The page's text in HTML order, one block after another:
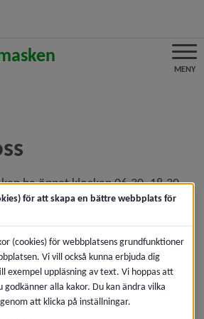
MENY
brödsmulenavigeringen
ha öppet klockan 06.30–18.30
har vi öppet klockan 06.30–17.30.
andra behov, kontakta rektor.
för att skapa en bättre webbplats för
(cookies) för webbplatsens grundfunktioner
Vi vill också kunna erbjuda dig
exempel uppläsning av text. Vi hoppas att
godkänner alla kakor. Du kan ändra vilka
att klicka på inställningar.